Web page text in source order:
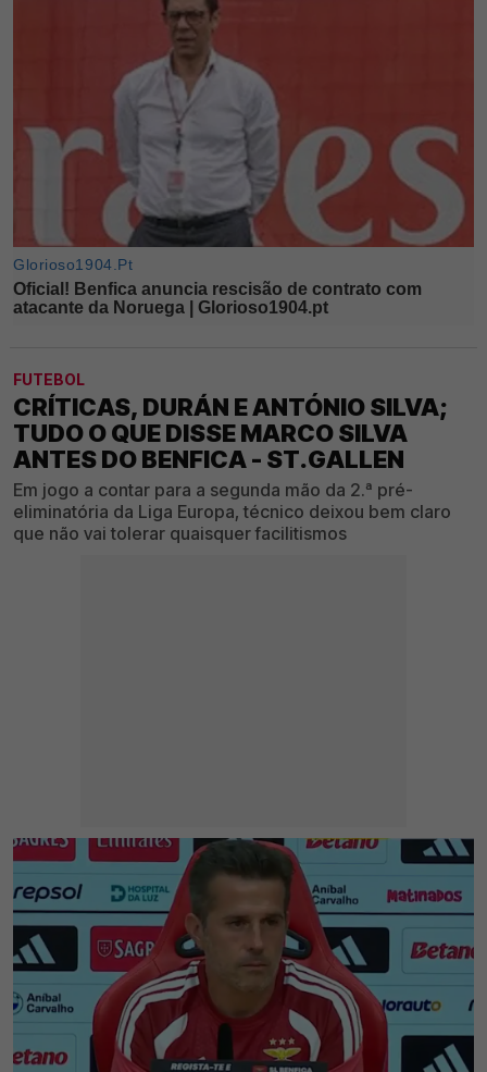
FUTEBOL
CRÍTICAS, DURÁN E ANTÓNIO SILVA;
TUDO O QUE DISSE MARCO SILVA
ANTES DO BENFICA - ST.GALLEN
Em jogo a contar para a segunda mão da 2.ª pré-
eliminatória da Liga Europa, técnico deixou bem claro
que não vai tolerar quaisquer facilitismos